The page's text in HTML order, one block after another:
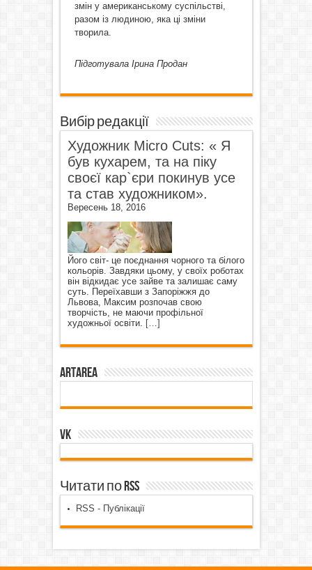
змін у американському суспільстві,
разом із людиною, яка ці зміни
творила.
Підготувала Ірина Продан
Вибір редакції
Художник Micro Cuts: « Я
був кухарем, та на піку
своєї кар`єри покинув усе
та став художником».
Вересень 18, 2016
Його світ- це поєднання чорного та білого
кольорів. Завдяки цьому, у своїх роботах
він відкидає усе зайве та залишає саму
суть. Переїхавши з Запоріжжя до
Львова, Максим розпочав свою
творчість, не маючи профільної
художньої освіти. […]
ArtArea
VK
Читати по RSS
RSS - Публікації